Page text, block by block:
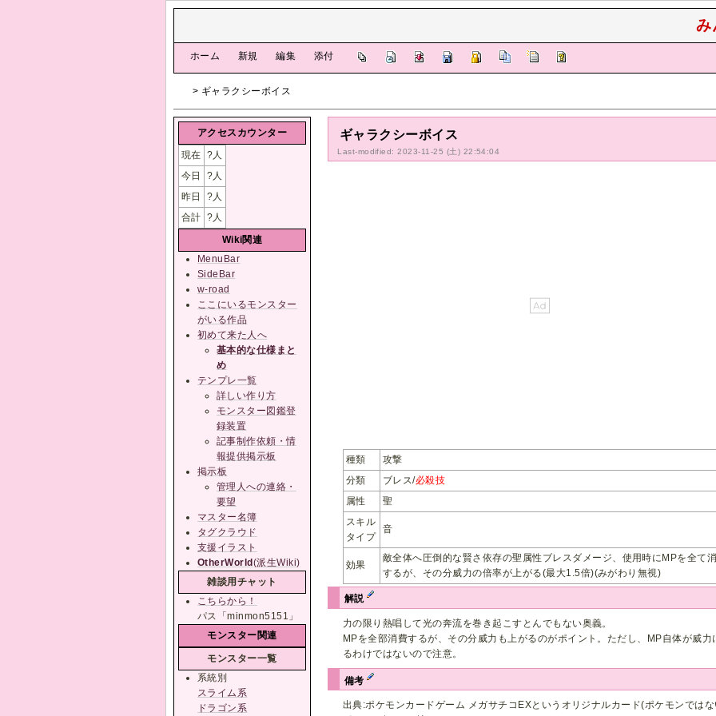
み
ホーム 新規 編集 添付
> ギャラクシーボイス
ギャラクシーボイス
Last-modified: 2023-11-25 (土) 22:54:04
種類
攻撃
分類
ブレス/必殺技
属性
聖
スキル
タイプ
音
効果
敵全体へ圧倒的な賢さ依存の聖属性ブレスダメージ、使用時にMPを全て
するが、その分威力の倍率が上がる(最大1.5倍)(みがわり無視)
解説
力の限り熱唱して光の奔流を巻き起こすとんでもない奥義。
MPを全部消費するが、その分威力も上がるのがポイント。ただし、MP自体が威力
るわけではないので注意。
備考
出典:ポケモンカードゲーム メガサチコEXというオリジナルカード(ポケモンでは
アクセスカウンター
現在 ?人
今日
?人
昨日
?人
合計 ?人
Wiki関連
MenuBar
SideBar
w-road
ここにいるモンスター
がいる作品
初めて来た人へ
基本的な仕様まと
め
テンプレ一覧
詳しい作り方
モンスター図鑑登
録装置
記事制作依頼・情
報提供掲示板
掲示板
管理人への連絡・
要望
マスター名簿
タグクラウド
支援イラスト
OtherWorld (派生Wiki)
雑談用チャット
こちらから！
パス「minmon5151」
モンスター関連
モンスター一覧
系統別
スライム系
ドラゴン系